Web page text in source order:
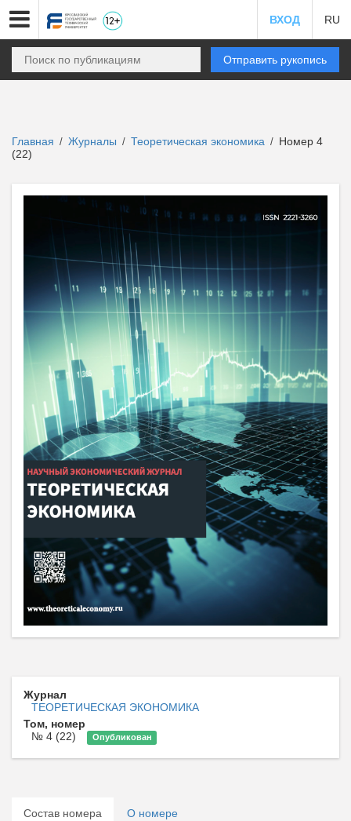
ВХОД RU
Отправить рукопись
Главная / Журналы / Теоретическая экономика / Номер 4
(22)
Журнал
ТЕОРЕТИЧЕСКАЯ ЭКОНОМИКА
Том, номер
№ 4 (22)
Опубликован
Состав номера О номере